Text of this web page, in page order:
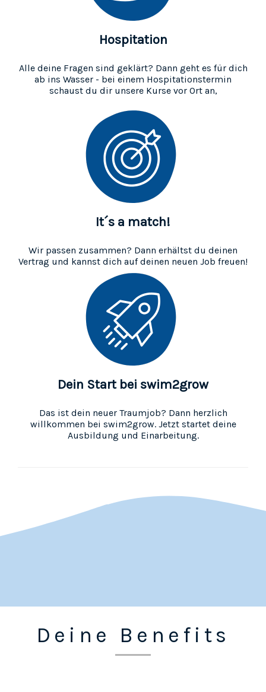
Hospitation
Alle deine Fragen sind geklärt? Dann geht es für dich
ab ins Wasser - bei einem Hospitationstermin
schaust du dir unsere Kurse vor Ort an,
It´s a match!
Wir passen zusammen? Dann erhältst du deinen
Vertrag und kannst dich auf deinen neuen Job freuen!
Dein Start bei swim2grow
Das ist dein neuer Traumjob? Dann herzlich
willkommen bei swim2grow. Jetzt startet deine
Ausbildung und Einarbeitung.
Deine Benefits